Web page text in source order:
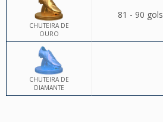
CHUTEIRA DE
OURO
81 - 90 gols
CHUTEIRA DE
DIAMANTE